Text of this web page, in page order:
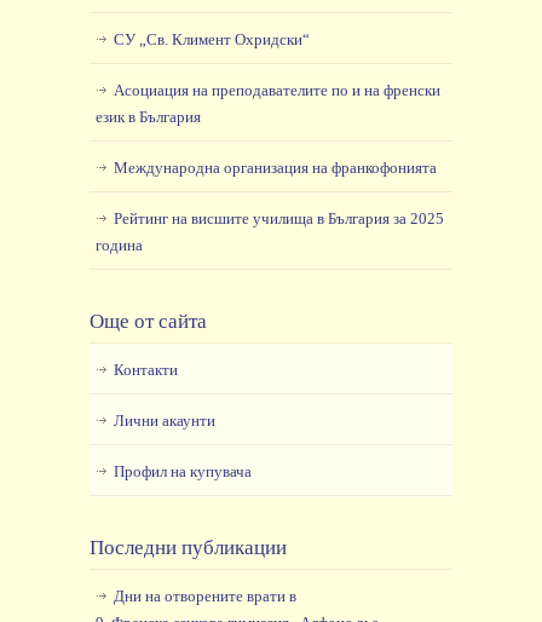
СУ „Св. Климент Охридски“
Асоциация на преподавателите по и на френски
език в България
Международна организация на франкофонията
Рейтинг на висшите училища в България за 2025
година
Още от сайта
Контакти
Лични акаунти
Профил на купувача
Последни публикации
Дни на отворените врати в